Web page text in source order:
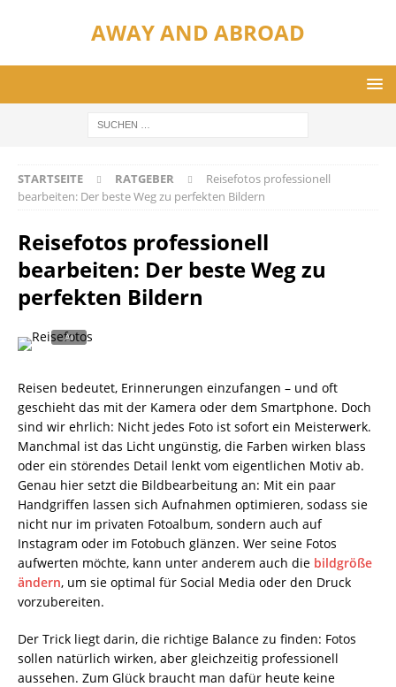
AWAY AND ABROAD
STARTSEITE RATGEBER
Reisefotos professionell
bearbeiten: Der beste Weg zu perfekten Bildern
Reisefotos professionell
bearbeiten: Der beste Weg zu
perfekten Bildern
Reisen bedeutet, Erinnerungen einzufangen – und oft
geschieht das mit der Kamera oder dem Smartphone. Doch
sind wir ehrlich: Nicht jedes Foto ist sofort ein Meisterwerk.
Manchmal ist das Licht ungünstig, die Farben wirken blass
oder ein störendes Detail lenkt vom eigentlichen Motiv ab.
Genau hier setzt die Bildbearbeitung an: Mit ein paar
Handgriffen lassen sich Aufnahmen optimieren, sodass sie
nicht nur im privaten Fotoalbum, sondern auch auf
Instagram oder im Fotobuch glänzen. Wer seine Fotos
aufwerten möchte, kann unter anderem auch die bildgröße
ändern, um sie optimal für Social Media oder den Druck
vorzubereiten.
Der Trick liegt darin, die richtige Balance zu finden: Fotos
sollen natürlich wirken, aber gleichzeitig professionell
aussehen. Zum Glück braucht man dafür heute keine